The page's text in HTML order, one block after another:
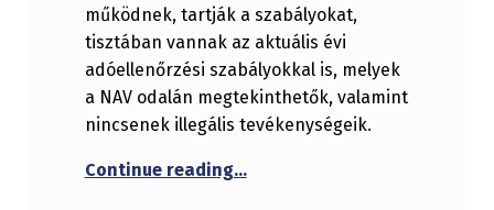
működnek, tartják a szabályokat,
tisztában vannak az aktuális évi
adóellenőrzési szabályokkal is, melyek
a NAV odalán megtekinthetők, valamint
nincsenek illegális tevékenységeik.
Continue reading…